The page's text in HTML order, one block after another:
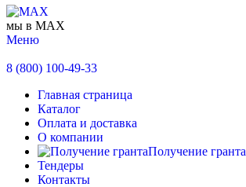
мы в MAX
Меню
8 (800) 100-49-33
Главная страница
Каталог
Оплата и доставка
О компании
Получение гранта
Тендеры
Контакты